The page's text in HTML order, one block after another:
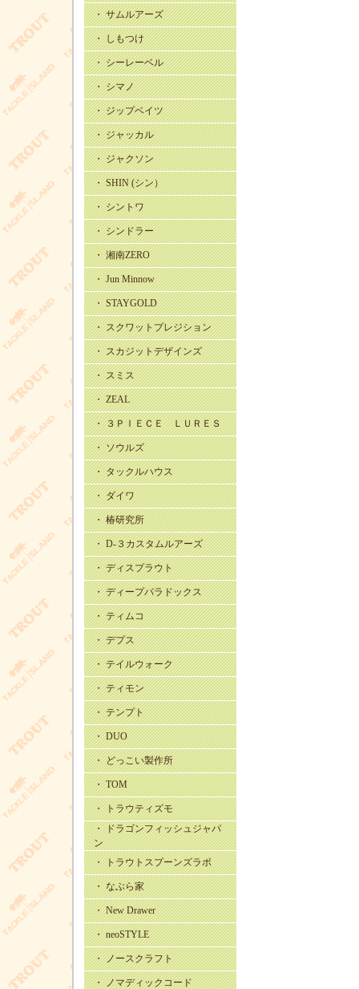
・ サムルアーズ
・ しもつけ
・ シーレーベル
・ シマノ
・ ジップベイツ
・ ジャッカル
・ ジャクソン
・ SHIN (シン）
・ シントワ
・ シンドラー
・ 湘南ZERO
・ Jun Minnow
・ STAYGOLD
・ スクワットプレジション
・ スカジットデザインズ
・ スミス
・ ZEAL
・ ３ＰＩＥＣＥ ＬＵＲＥＳ
・ ソウルズ
・ タックルハウス
・ ダイワ
・ 椿研究所
・ D-３カスタムルアーズ
・ ディスプラウト
・ ディープパラドックス
・ ティムコ
・ デプス
・ テイルウォーク
・ ティモン
・ テンプト
・ DUO
・ どっこい製作所
・ TOM
・ トラウティズモ
・ ドラゴンフィッシュジャパ
ン
・ トラウトスプーンズラボ
・ なぶら家
・ New Drawer
・ neoSTYLE
・ ノースクラフト
・ ノマディックコード